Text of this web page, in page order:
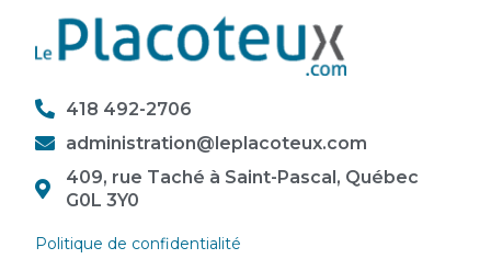
418 492-2706
administration@leplacoteux.com
409, rue Taché à Saint-Pascal, Québec
G0L 3Y0
Politique de confidentialité